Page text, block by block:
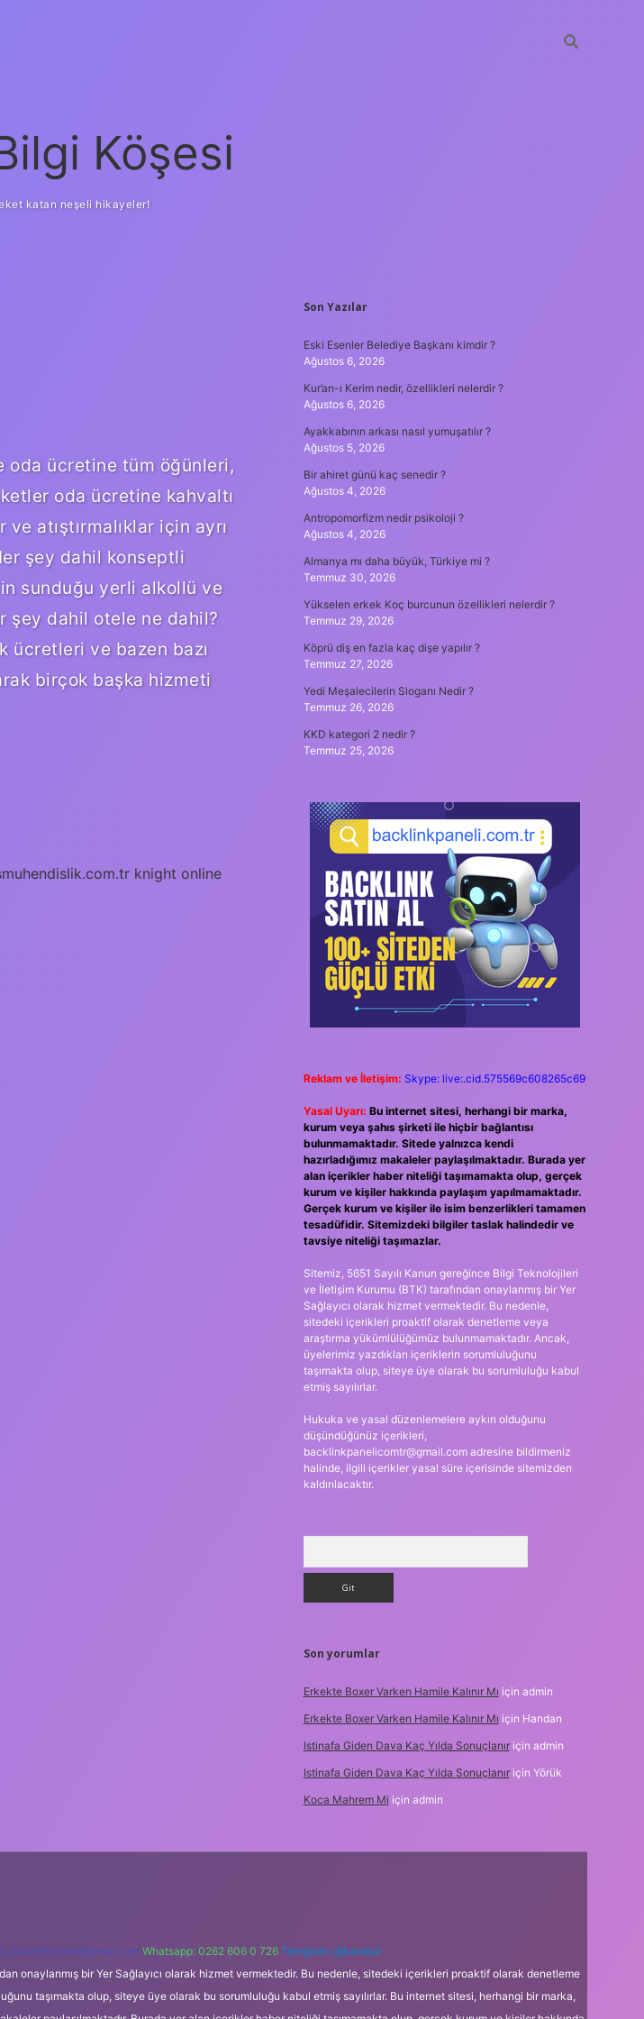
Köşesi
katan neşeli hikayeler!
oda ücretine tüm öğünleri,
oda ücretine kahvaltı
atıştırmalıklar için ayrı
şey dahil konseptli
sunduğu yerli alkollü ve
şey dahil otele ne dahil?
ücretleri ve bazen bazı
birçok başka hizmeti
knight online
SIDEBAR
Son Yazılar
Eski Esenler Belediye Başkanı kimdir ?
Ağustos 6, 2026
Kur’an-ı Kerim nedir, özellikleri nelerdir ?
Ağustos 6, 2026
Ayakkabının arkası nasıl yumuşatılır ?
Ağustos 5, 2026
Bir ahiret günü kaç senedir ?
Ağustos 4, 2026
Antropomorfizm nedir psikoloji ?
Ağustos 4, 2026
Almanya mı daha büyük, Türkiye mi ?
Temmuz 30, 2026
Yükselen erkek Koç burcunun özellikleri nelerdir ?
Temmuz 29, 2026
Köprü diş en fazla kaç dişe yapılır ?
Temmuz 27, 2026
Yedi Meşalecilerin Sloganı Nedir ?
Temmuz 26, 2026
KKD kategori 2 nedir ?
Temmuz 25, 2026
Reklam ve İletişim: Skype: live:.cid.575569c608265c69
Yasal Uyarı: Bu internet sitesi, herhangi bir marka,
kurum veya şahıs şirketi ile hiçbir bağlantısı
bulunmamaktadır. Sitede yalnızca kendi
hazırladığımız makaleler paylaşılmaktadır. Burada yer
alan içerikler haber niteliği taşımamakta olup, gerçek
kurum ve kişiler hakkında paylaşım yapılmamaktadır.
Gerçek kurum ve kişiler ile isim benzerlikleri tamamen
tesadüfidir. Sitemizdeki bilgiler taslak halindedir ve
tavsiye niteliği taşımazlar.
Sitemiz, 5651 Sayılı Kanun gereğince Bilgi Teknolojileri
ve İletişim Kurumu (BTK) tarafından onaylanmış bir Yer
Sağlayıcı olarak hizmet vermektedir. Bu nedenle,
sitedeki içerikleri proaktif olarak denetleme veya
araştırma yükümlülüğümüz bulunmamaktadır. Ancak,
üyelerimiz yazdıkları içeriklerin sorumluluğunu
taşımakta olup, siteye üye olarak bu sorumluluğu kabul
etmiş sayılırlar.
Hukuka ve yasal düzenlemelere aykırı olduğunu
düşündüğünüz içerikleri,
backlinkpanelicomtr@gmail.comadresine bildirmeniz
halinde, ilgili içerikler yasal süre içerisinde sitemizden
kaldırılacaktır.
Son yorumlar
Erkekte Boxer Varken Hamile Kalınır Mı için admin
Erkekte Boxer Varken Hamile Kalınır Mı için Handan
Istinafa Giden Dava Kaç Yılda Sonuçlanıriçin admin
Istinafa Giden Dava Kaç Yılda Sonuçlanıriçin Yörük
Koca Mahrem Mi için admin
hiltonbet
forumhizmeti@gmail.com Whatsapp: 0262 606 0 726 Telegram: @karabul
onaylanmış bir Yer Sağlayıcı olarak hizmet vermektedir. Bu nedenle, sitedeki içerikleri proaktif olarak denetleme
taşımakta olup, siteye üye olarak bu sorumluluğu kabul etmiş sayılırlar. Bu internet sitesi, herhangi bir marka,